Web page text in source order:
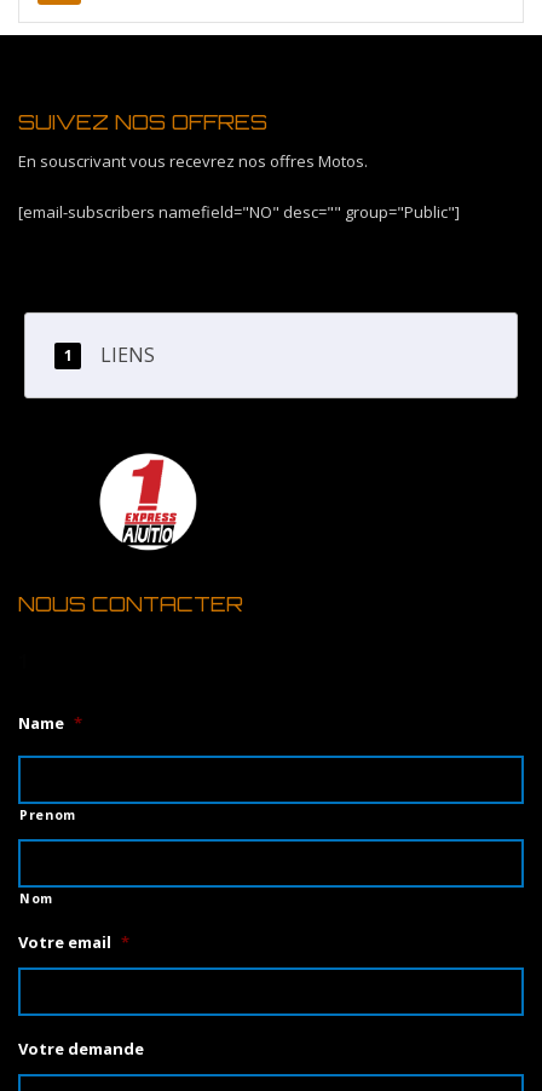
SUIVEZ NOS OFFRES
En souscrivant vous recevrez nos offres Motos.
[email-subscribers namefield="NO" desc="" group="Public"]
LIENS
NOUS CONTACTER
Name *
Prenom
Nom
Votre email *
Votre demande